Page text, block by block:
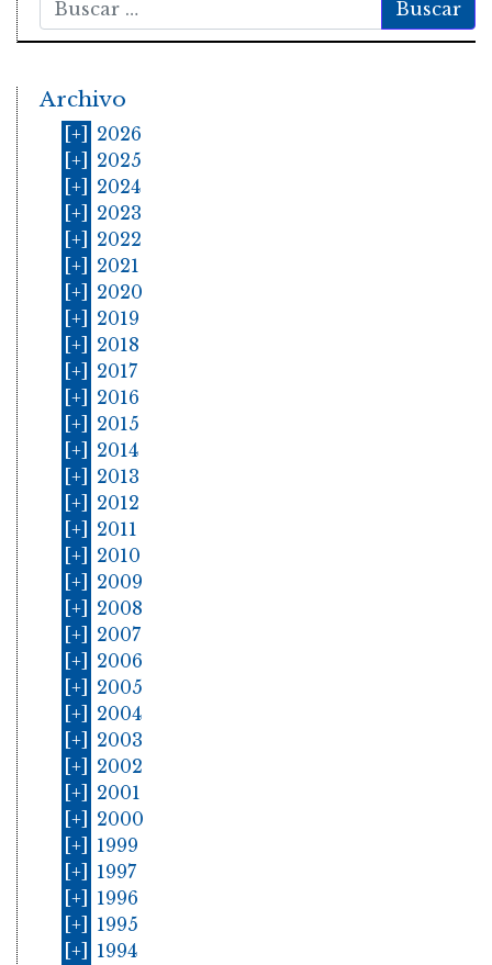
Archivo
[+]
2026
[+]
2025
[+]
2024
[+]
2023
[+]
2022
[+]
2021
[+]
2020
[+]
2019
[+]
2018
[+]
2017
[+]
2016
[+]
2015
[+]
2014
[+]
2013
[+]
2012
[+]
2011
[+]
2010
[+]
2009
[+]
2008
[+]
2007
[+]
2006
[+]
2005
[+]
2004
[+]
2003
[+]
2002
[+]
2001
[+]
2000
[+]
1999
[+]
1997
[+]
1996
[+]
1995
[+]
1994